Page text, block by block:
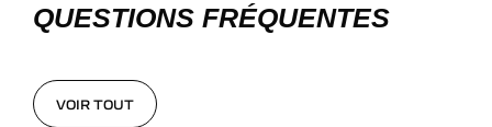
QUESTIONS FRÉQUENTES
VOIR TOUT